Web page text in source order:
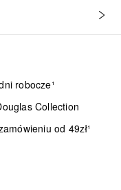
robocze¹
Collection
od 49zł¹